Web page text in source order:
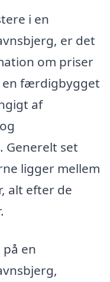
i en
er det
om priser
en færdigbygget
af
Generelt set
ligger mellem
alt efter de
en